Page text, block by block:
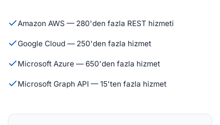
Amazon AWS — 280'den fazla REST hizmeti
Google Cloud — 250'den fazla hizmet
Microsoft Azure — 650'den fazla hizmet
Microsoft Graph API — 15'ten fazla hizmet